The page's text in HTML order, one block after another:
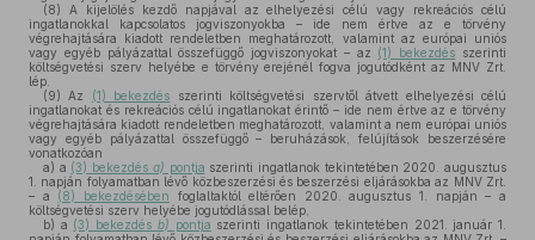
(8) A kijelölés kezdő napjával az elhelyezési célú vagy rekreációs célú
ingatlanokkal kapcsolatos jogviszonyokba – ide nem értve az e törvény
végrehajtására kiadott rendeletben meghatározott, valamint az európai uniós
vagy egyéb pályázattal összefüggő jogviszonyokat – az (1) bekezdés szerinti
költségvetési szerv helyébe e törvény erejénél fogva jogutódként az MNV Zrt.
lép.
(9) Az (1) bekezdés szerinti költségvetési szervtől átvett elhelyezési célú
ingatlanokat és rekreációs célú ingatlanokat érintő – ide nem értve az e törvény
végrehajtására kiadott rendeletben meghatározott, valamint a nem európai uniós
vagy egyéb pályázattal összefüggő – beruházások, felújítások beszerzésére
vonatkozóan
a) a (3) bekezdés a) pontja szerinti ingatlanok tekintetében 2020. augusztus
1. napján folyamatban lévő közbeszerzési és beszerzési eljárásokba az MNV Zrt.
– a (8) bekezdésében foglaltaktól eltérően 2020. augusztus 1. napján – a
költségvetési szerv helyébe jogutódlással belép,
b) a (3) bekezdés b) pontja szerinti ingatlanok tekintetében 2021. január 1.